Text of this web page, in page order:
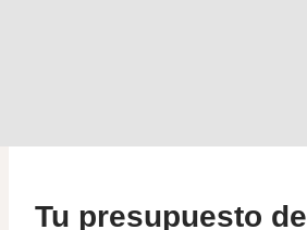
Tu presupuesto de